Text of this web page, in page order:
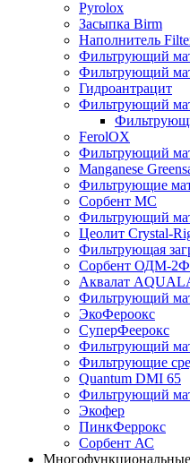
Pyrolox
Засыпка Birm
Наполнитель
Фильтрующий
Фильтрующий
Гидроантрацит
Фильтрующий
FerolOX
Фильтрующий
Manganese
Фильтрующие
Сорбент МС
Фильтрующий
Цеолит Crystal-
Фильтрующая
Сорбент ОДМ-2Ф
Аквалат
Фильтрующий
ЭкоФероокс
СуперФеерокс
Фильтрующий
Фильтрующие
Quantum DMI 65
Фильтрующий
Экофер
ПинкФеррокс
Сорбент АС